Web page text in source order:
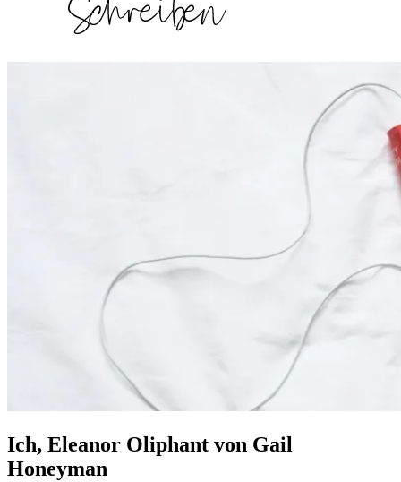
Ich, Eleanor Oliphant von Gail
Honeyman